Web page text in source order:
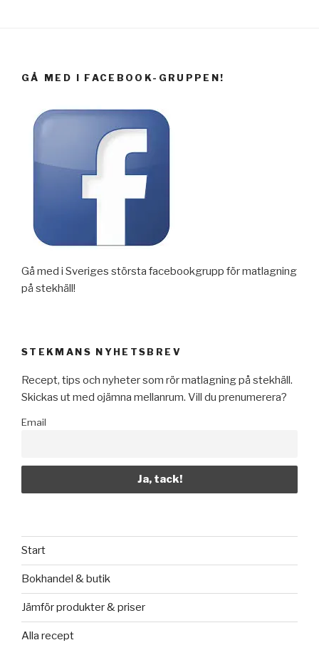
GÅ MED I FACEBOOK-GRUPPEN!
Gå med i Sveriges största facebookgrupp för matlagning
på stekhäll!
STEKMANS NYHETSBREV
Recept, tips och nyheter som rör matlagning på stekhäll.
Skickas ut med ojämna mellanrum. Vill du prenumerera?
Email
Start
Bokhandel & butik
Jämför produkter & priser
Alla recept